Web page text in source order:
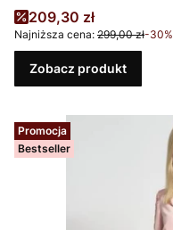
Cena promocyjna
209,30 zł
Najniższa cena: 299,00 zł-30%
Zobacz produkt
Promocja
Bestseller